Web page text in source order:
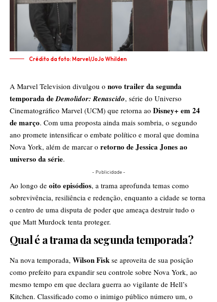
Crédito da foto: Marvel/JoJo Whilden
A Marvel Television divulgou o novo trailer da segunda
temporada deDemolidor: Renascido, série do Universo
Cinematográfico Marvel (UCM) que retorna ao Disney+ em 24
de março. Com uma proposta ainda mais sombria, o segundo
ano promete intensificar o embate político e moral que domina
Nova York, além de marcar o retorno de Jessica Jones ao
universo da série.
- Publicidade -
Ao longo de oito episódios, a trama aprofunda temas como
sobrevivência, resiliência e redenção, enquanto a cidade se torna
o centro de uma disputa de poder que ameaça destruir tudo o
que Matt Murdock tenta proteger.
Qual é a trama da segunda temporada?
Na nova temporada, Wilson Fisk se aproveita de sua posição
como prefeito para expandir seu controle sobre Nova York, ao
mesmo tempo em que declara guerra ao vigilante de Hell’s
Kitchen. Classificado como o inimigo público número um, o